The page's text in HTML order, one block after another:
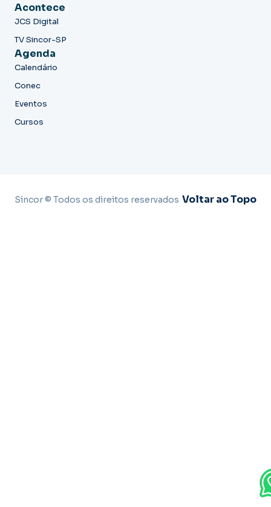
Acontece
JCS Digital
TV Sincor-SP
Agenda
Calendário
Conec
Eventos
Cursos
Sincor © Todos os direitos reservados Voltar ao Topo